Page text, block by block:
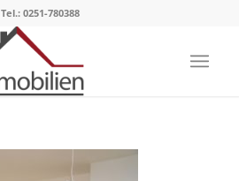
Tel.: 0251-780388